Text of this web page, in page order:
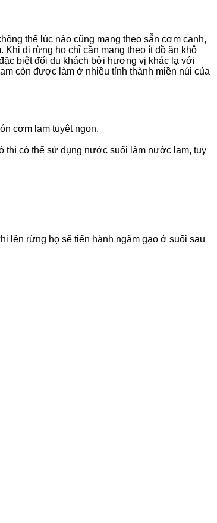
thể lúc nào cũng mang theo sẵn cơm canh,
đi rừng họ chỉ cần mang theo ít đồ ăn khô
biệt đối du khách bởi hương vị khác lạ với
còn được làm ở nhiều tỉnh thành miền núi của
cơm lam tuyệt ngon.
thì có thể sử dụng nước suối làm nước lam, tuy
lên rừng họ sẽ tiến hành ngâm gạo ở suối sau